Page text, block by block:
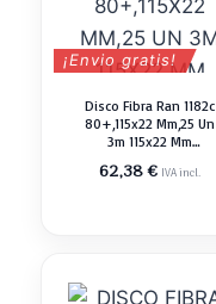
¡Envio gratis!
Disco Fibra Ran 1182c
80+,115x22 Mm,25 Un
3m 115x22 Mm
62,38€ IVA incl.